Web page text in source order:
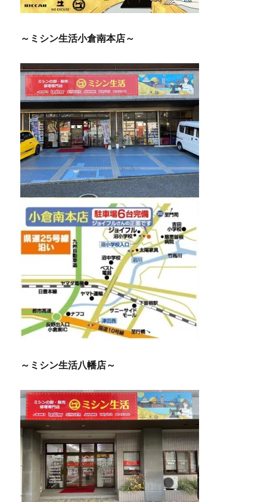
～ミシン生活小倉南本店～
～ミシン生活八幡店～